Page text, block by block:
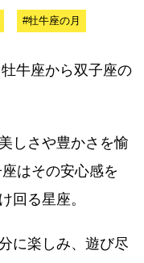
#牡牛座の月
牛座から双子座の
しさや豊かさを愉
はその安心感を
回る星座。
に楽しみ、遊び尽